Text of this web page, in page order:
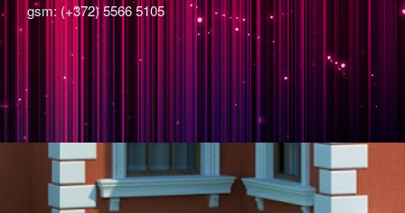
gsm: (+372) 5566 5105